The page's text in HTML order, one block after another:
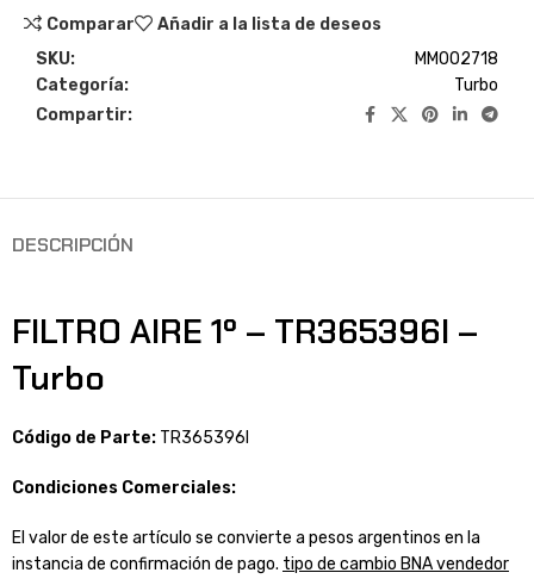
Comparar
Añadir a la lista de deseos
SKU:
MM002718
Categoría:
Turbo
Compartir:
DESCRIPCIÓN
FILTRO AIRE 1º – TR365396I –
Turbo
Código de Parte: TR365396I
Condiciones Comerciales:
El valor de este artículo se convierte a pesos argentinos en la
instancia de confirmación de pago. tipo de cambio BNA vendedor